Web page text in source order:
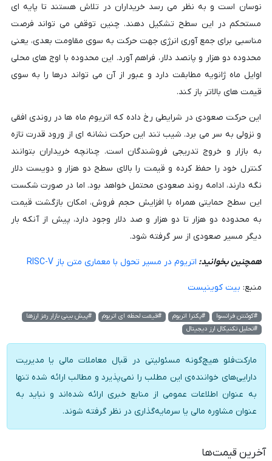
نوسان است و به نظر می رسد خریداران در تلاش هستند تا پایه ای
مستحکم در این سطح تشکیل دهند. چنین توقفی می تواند فرصت
مناسبی برای جمع آوری انرژی جهت حرکت به سوی مقاومت بعدی، یعنی
محدوده دو هزار و پانصد دلار، فراهم آورد. این محدوده با اوج های محلی
اوایل ماه ژانویه مطابقت دارد و عبور از آن می تواند درها را به سوی
قیمت های بالاتر باز کند.
این حرکت صعودی در شرایطی رخ داده که اتریوم ماه ها در روندی افقی
و نزولی به سر می برد. شیب تند این حرکت نشانه ای از ورود قدرت تازه
به بازار و خروج تدریجی فروشندگان است. چنانچه خریداران بتوانند
کنترل خود را حفظ کرده و قیمت را بالای سطح دو هزار و دویست دلار
نگه دارند، ادامه روند صعودی محتمل خواهد بود. اما در صورت شکست
این سطح حمایتی همراه با افزایش حجم فروش، امکان بازگشت قیمت
به محدوده دو هزار تا دو هزار و صد دلار وجود دارد، پیش از آنکه بار
دیگر مسیر صعودی از سر گرفته شود.
همچنین بخوانید: اتریوم در مسیر تحول با معماری متن باز RISC-V
منبع: بیت کوینیست
#کوئنتن فرانسوا #پکترا اتریوم #قیمت لحظه ای اتریوم
#پیش بینی بازار رمز ارزها
#تحلیل تکنیکال ارز دیجیتال
مارکت‌فلو هیچ‌گونه مسئولیتی در قبال معاملات مالی یا مدیریت
دارایی‌های خواننده‌ی این مطلب را نمی‌پذیرد و مطالب ارائه شده تنها
به عنوان اطلاعات عمومی از منابع خبری ارائه شده‌اند و نباید به
عنوان مشاوره مالی یا سرمایه‌گذاری در نظر گرفته شوند.
آخرین قیمت‌ها